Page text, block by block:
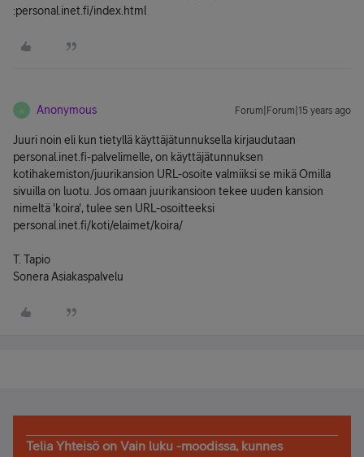
:personal.inet.fi/index.html
A Anonymous Forum|Forum|15 years ago
Juuri noin eli kun tietyllä käyttäjätunnuksella kirjaudutaan
personal.inet.fi-palvelimelle, on käyttäjätunnuksen
kotihakemiston/juurikansion URL-osoite valmiiksi se mikä Omilla
sivuilla on luotu. Jos omaan juurikansioon tekee uuden kansion
nimeltä 'koira', tulee sen URL-osoitteeksi
personal.inet.fi/koti/elaimet/koira/
T. Tapio
Sonera Asiakaspalvelu
Telia Yhteisö on Vain luku -moodissa, kunnes